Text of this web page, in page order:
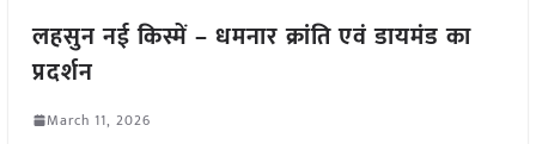
लहसुन नई किस्में – धमनार क्रांति एवं डायमंड का
प्रदर्शन
March 11, 2026